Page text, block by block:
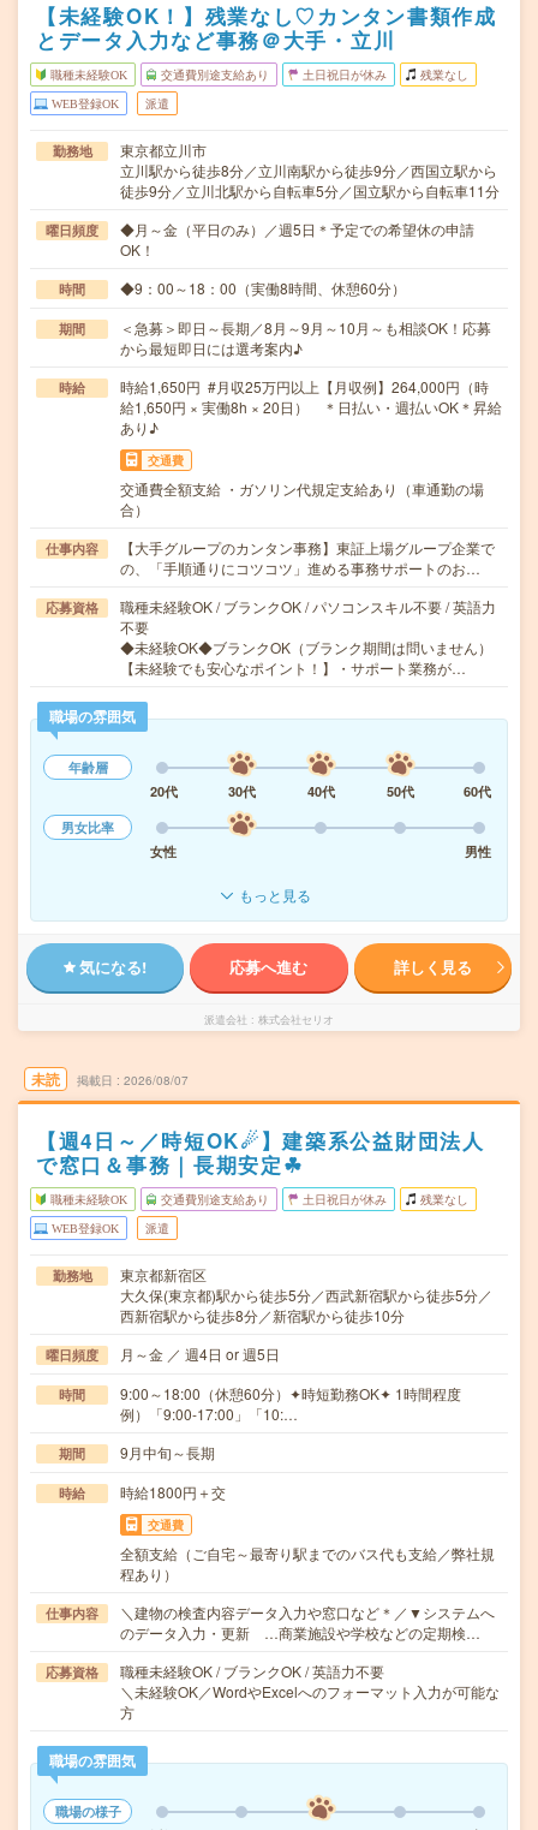
【未経験OK！】残業なし♡カンタン書類作成
とデータ入力など事務＠大手・立川
職種未経験OK 交通費別途支給あり 土日祝日が休み 残業なし
WEB登録OK 派遣
勤務地
東京都立川市
立川駅から徒歩8分／立川南駅から徒歩9分／西国立駅から
徒歩9分／立川北駅から自転車5分／国立駅から自転車11分
曜日頻度
◆月～金（平日のみ）／週5日＊予定での希望休の申請
OK！
時間 ◆9：00～18：00（実働8時間、休憩60分）
期間
＜急募＞即日～長期／8月～9月～10月～も相談OK！応募
から最短即日には選考案内♪
時給
時給1,650円 #月収25万円以上【月収例】264,000円（時
給1,650円 × 実働8h × 20日） ＊日払い・週払いOK＊昇給
あり♪
交通費
交通費全額支給 ・ガソリン代規定支給あり（車通勤の場
合）
仕事内容
【大手グループのカンタン事務】東証上場グループ企業で
の、「手順通りにコツコツ」進める事務サポートのお…
応募資格
職種未経験OK / ブランクOK / パソコンスキル不要 / 英語力
不要
◆未経験OK◆ブランクOK（ブランク期間は問いません）
【未経験でも安心なポイント！】・サポート業務が…
職場の雰囲気
年齢層
20代
30代 40代 50代
60代
男女比率
女性
男性
もっと見る
気になる! 応募へ進む 詳しく見る
派遣会社 株式会社セリオ
未読 掲載日 2026/08/07
【週4日～／時短OK☄】建築系公益財団法人
で窓口＆事務｜長期安定☘︎
職種未経験OK 交通費別途支給あり 土日祝日が休み 残業なし
WEB登録OK 派遣
勤務地
東京都新宿区
大久保(東京都)駅から徒歩5分／西武新宿駅から徒歩5分／
西新宿駅から徒歩8分／新宿駅から徒歩10分
曜日頻度 月～金 ／ 週4日 or 週5日
時間
9:00～18:00（休憩60分）✦時短勤務OK✦ 1時間程度
例）「9:00-17:00」「10:…
期間 9月中旬～長期
時給 時給1800円＋交
交通費
全額支給（ご自宅～最寄り駅までのバス代も支給／弊社規
程あり）
仕事内容
＼建物の検査内容データ入力や窓口など＊／▼システムへ
のデータ入力・更新 …商業施設や学校などの定期検…
応募資格
職種未経験OK / ブランクOK / 英語力不要
＼未経験OK／WordやExcelへのフォーマット入力が可能な
方
職場の雰囲気
職場の様子